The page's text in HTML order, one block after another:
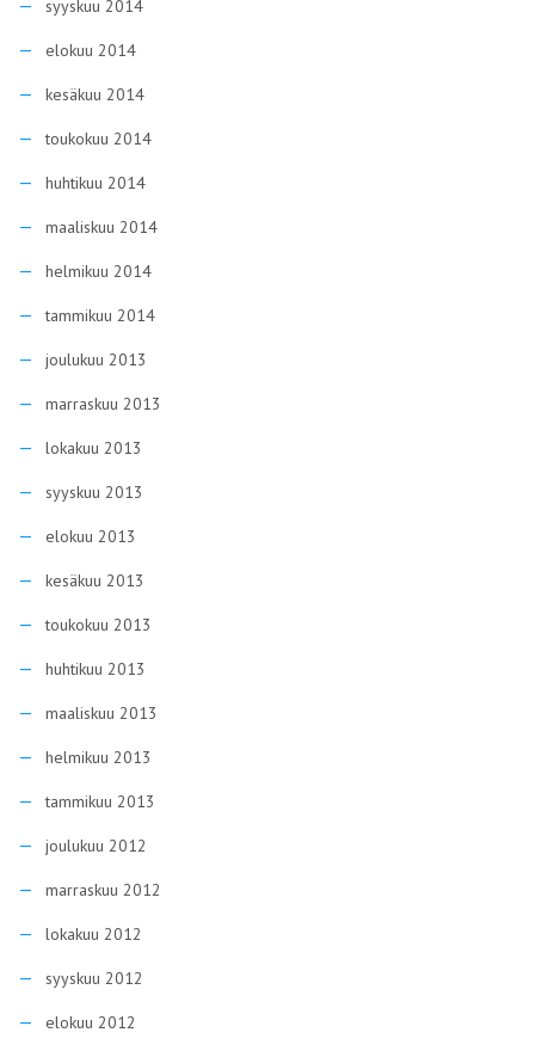
syyskuu 2014
elokuu 2014
kesäkuu 2014
toukokuu 2014
huhtikuu 2014
maaliskuu 2014
helmikuu 2014
tammikuu 2014
joulukuu 2013
marraskuu 2013
lokakuu 2013
syyskuu 2013
elokuu 2013
kesäkuu 2013
toukokuu 2013
huhtikuu 2013
maaliskuu 2013
helmikuu 2013
tammikuu 2013
joulukuu 2012
marraskuu 2012
lokakuu 2012
syyskuu 2012
elokuu 2012